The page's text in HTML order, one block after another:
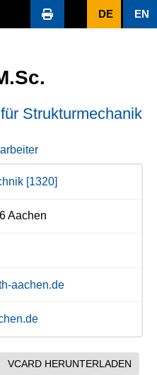
DE EN
Strukturmechanik
[1320]
Aachen
aachen.de
VCARD HERUNTERLADEN